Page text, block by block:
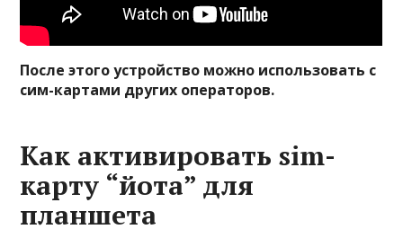
После этого устройство можно использовать с
сим-картами других операторов.
Как активировать sim-
карту “йота” для
планшета